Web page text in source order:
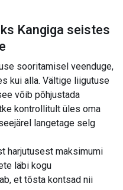
Kangiga seistes
sooritamisel veenduge,
kui alla. Vältige liigutuse
võib põhjustada
kontrollitult üles oma
langetage selg
harjutusest maksimumi
läbi kogu
et tõsta kontsad nii